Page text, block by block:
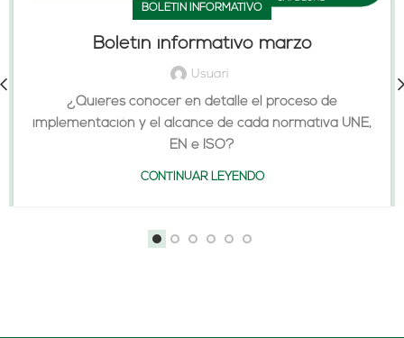
BOLETÍN INFORMATIVO
Boletín informativo marzo
Usuari
¿Quieres conocer en detalle el proceso de
implementación y el alcance de cada normativa UNE,
EN e ISO?
CONTINUAR LEYENDO